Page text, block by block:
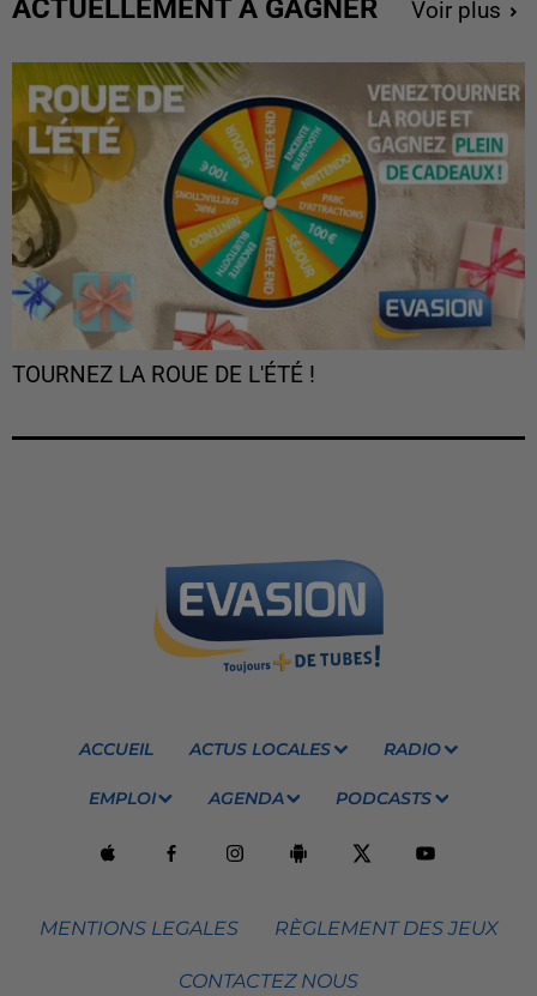
ACTUELLEMENT À GAGNER Voir plus
TOURNEZ LA ROUE DE L'ÉTÉ !
ACCUEIL ACTUS LOCALES RADIO
EMPLOI AGENDA PODCASTS
MENTIONS LEGALES RÈGLEMENT DES JEUX
CONTACTEZ NOUS